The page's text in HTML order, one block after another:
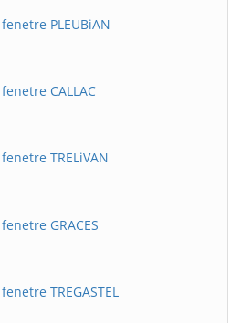
PLEUBiAN
CALLAC
TRELiVAN
GRACES
TREGASTEL